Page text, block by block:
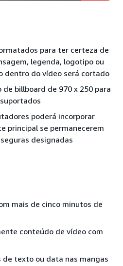
para ter certeza de
legenda, logotipo ou
dentro do vídeo será cortado
de billboard de 970 x 250 para
poderá incorporar
principal se permanecerem
designadas
mais de cinco minutos de
conteúdo de vídeo com
de texto ou data nas mangas